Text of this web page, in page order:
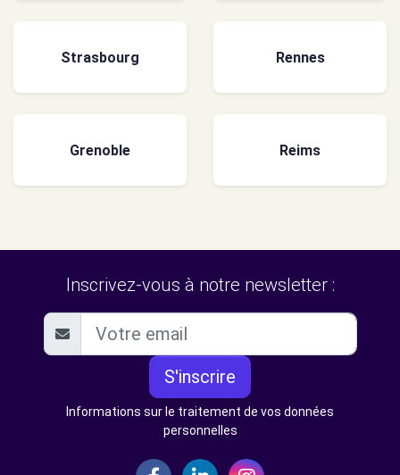
Strasbourg Rennes
Grenoble Reims
Inscrivez-vous à notre newsletter :
S'inscrire
Informations sur le traitement de vos données
personnelles